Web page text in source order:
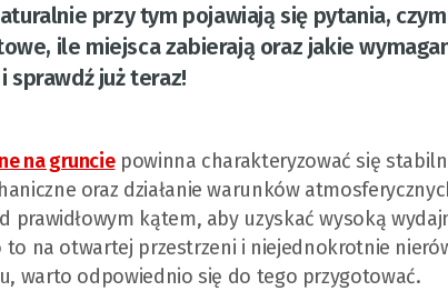
przy tym pojawiają się pytania, czym
ile miejsca zabierają oraz jakie
sprawdź już teraz!
na grunciepowinna charakteryzować się
oraz działanie warunków
kątem, aby uzyskać wysoką
na otwartej przestrzeni i niejednokrotnie
warto odpowiednio się do tego przygotować.